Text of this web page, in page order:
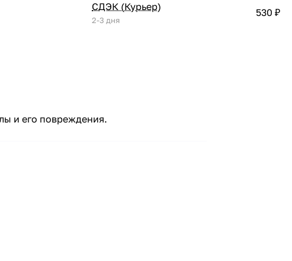
СДЭК (Курьер)
2-3 дня
530 ₽
и его повреждения.